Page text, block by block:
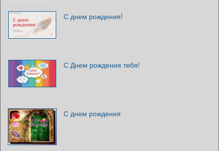
С днем рождения!
С Днем рождения тебя!
С днем рождения